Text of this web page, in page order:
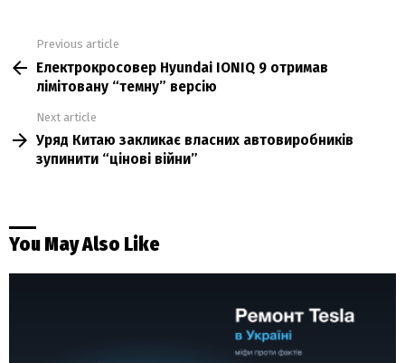
more
Previous article
Електрокросовер Hyundai IONIQ 9 отримав
лімітовану “темну” версію
Next article
Уряд Китаю закликає власних автовиробників
зупинити “цінові війни”
You May Also Like